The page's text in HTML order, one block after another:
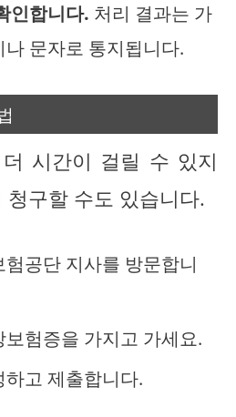
인합니다. 처리 결과는 가
문자로 통지됩니다.
시간이 걸릴 수 있지
청구할 수도 있습니다.
공단 지사를 방문합니
험증을 가지고 가세요.
고 제출합니다.